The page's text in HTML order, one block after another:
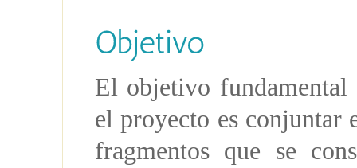
El objetivo fundamental
el proyecto es conjuntar
fragmentos que se